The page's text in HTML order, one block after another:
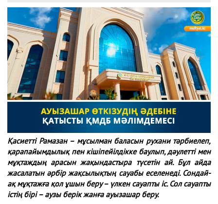
Қасиетті Рамазан – мұсылман баласын рухани тәрбиелеп,
қарапайымдылық пен кішіпейілдікке баулып, дәулетті мен
мұқтаждың арасын жақындастыра түсетін ай. Бұл айда
жасалатын әрбір жақсылықтың сауабы еселенеді. Сондай-
ақ мұқтажға қол ұшын беру – үлкен сауапты іс. Сол сауапты
істің бірі – аузы берік жанға ауызашар беру.